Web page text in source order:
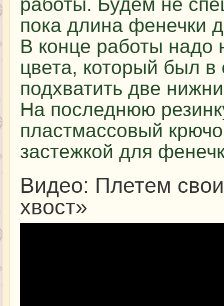
пока длина фенечки
В конце работы надо
цвета, который был
подхватить две
На последнюю
пластмассовый
застежкой для
Видео: Плетем
хвост»